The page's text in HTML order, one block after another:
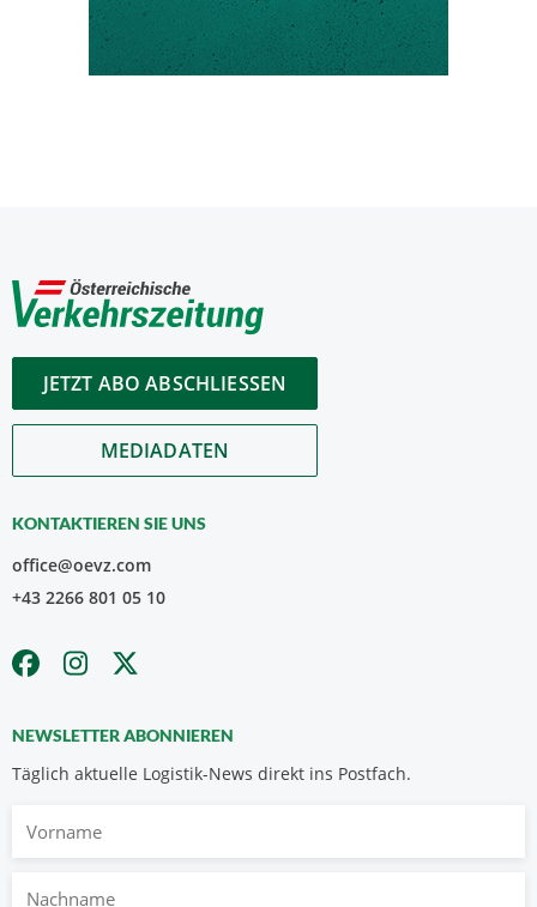
JETZT ABO ABSCHLIESSEN
MEDIADATEN
KONTAKTIEREN SIE UNS
office@oevz.com
+43 2266 801 05 10
NEWSLETTER ABONNIEREN
Täglich aktuelle Logistik-News direkt ins Postfach.
Vorname
Nachname